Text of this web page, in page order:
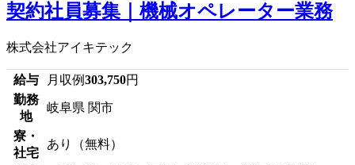
契約社員募集｜機械オペレーター業務
株式会社アイキテック
給与 月収例303,750円
勤務
地
岐阜県 関市
寮・
社宅
あり（無料）